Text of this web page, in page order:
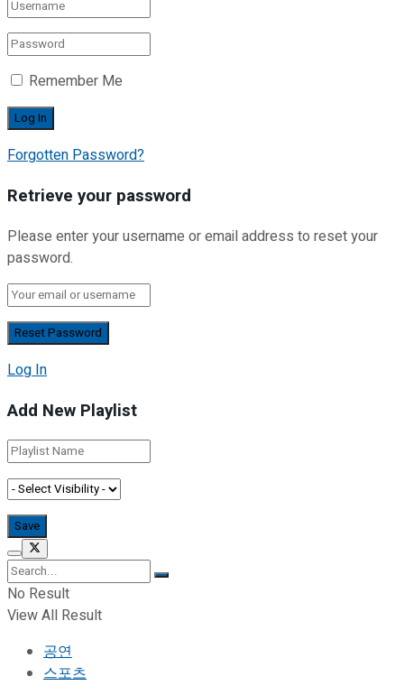
Remember Me
Forgotten Password?
Retrieve your password
Please enter your username or email address to reset your
password.
Log In
Add New Playlist
No Result
View All Result
공연
스포츠